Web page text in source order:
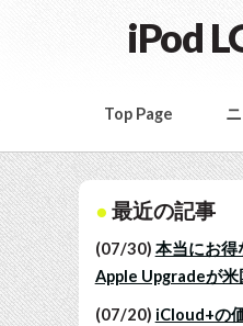
iPod
Top Page
最近の記事
(07/30) 本当にお得
Apple Upgradeが
(07/20) iCloud+の